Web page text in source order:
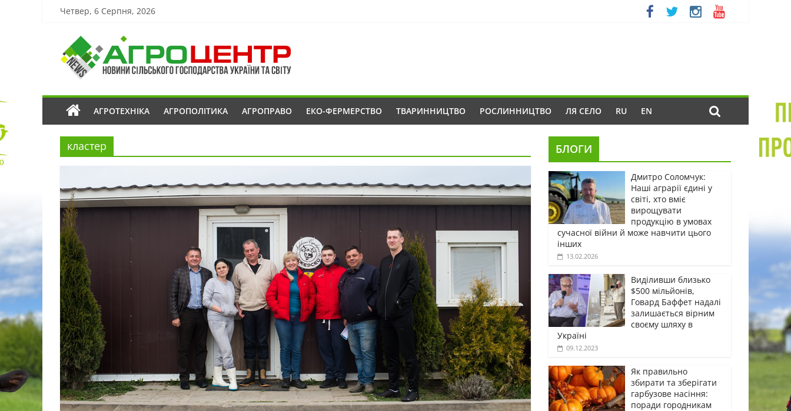
Четвер, 6 Серпня, 2026
АГРОТЕХНІКА АГРОПОЛІТИКА АГРОПРАВО ЕКО-ФЕРМЕРСТВО ТВАРИННИЦТВО РОСЛИННИЦТВО ЛЯ СЕЛО RU EN
кластер БЛОГИ
Дмитро Соломчук:
Наші аграрії єдині у
світі, хто вміє
вирощувати
продукцію в умовах
сучасної війни й може навчити цього
інших
13.02.2026
Виділивши близько
$500 мільйонів,
Говард Баффет надалі
залишається вірним
своєму шляху в
Україні
09.12.2023
Як правильно
збирати та зберігати
гарбузове насіння:
поради городникам